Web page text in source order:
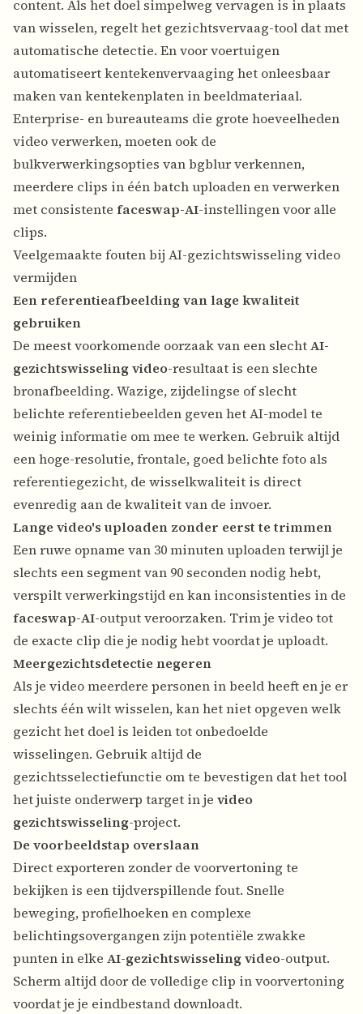
content. Als het doel simpelweg vervagen is in plaats
van wisselen, regelt het gezichtsvervaag-tool dat met
automatische detectie. En voor voertuigen
automatiseertkentekenvervaaging het onleesbaar
maken van kentekenplaten in beeldmateriaal.
Enterprise- en bureauteams die grote hoeveelheden
video verwerken, moeten ook de
bulkverwerkingsopties van bgblur verkennen,
meerdere clips in één batch uploaden en verwerken
met consistente faceswap-AI-instellingen voor alle
clips.
Veelgemaakte fouten bij AI-gezichtswisseling video
vermijden
Een referentieafbeelding van lage kwaliteit
gebruiken
De meest voorkomende oorzaak van een slechtAI-
gezichtswisseling video-resultaat is een slechte
bronafbeelding. Wazige, zijdelingse of slecht
belichte referentiebeelden geven het AI-model te
weinig informatie om mee te werken. Gebruik altijd
een hoge-resolutie, frontale, goed belichte foto als
referentiegezicht, de wisselkwaliteit is direct
evenredig aan de kwaliteit van de invoer.
Lange video's uploaden zonder eerst te trimmen
Een ruwe opname van 30 minuten uploaden terwijl je
slechts een segment van 90 seconden nodig hebt,
verspilt verwerkingstijd en kan inconsistenties in de
faceswap-AI-output veroorzaken. Trim je video tot
de exacte clip die je nodig hebt voordat je uploadt.
Meergezichtsdetectie negeren
Als je video meerdere personen in beeld heeft en je er
slechts één wilt wisselen, kan het niet opgeven welk
gezicht het doel is leiden tot onbedoelde
wisselingen. Gebruik altijd de
gezichtsselectiefunctie om te bevestigen dat het tool
het juiste onderwerp target in je video
gezichtswisseling-project.
De voorbeeldstap overslaan
Direct exporteren zonder de voorvertoning te
bekijken is een tijdverspillende fout. Snelle
beweging, profielhoeken en complexe
belichtingsovergangen zijn potentiële zwakke
punten in elke AI-gezichtswisseling video-output.
Scherm altijd door de volledige clip in voorvertoning
voordat je je eindbestand downloadt.